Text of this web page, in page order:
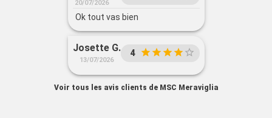
20/07/2026
Ok tout vas bien
Josette G.
13/07/2026
4
Voir tous les avis clients de MSC Meraviglia